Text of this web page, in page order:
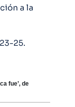
a la
25.
fue’, de